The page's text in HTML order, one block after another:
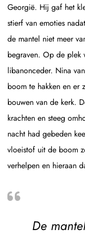
Georgië. Hij gaf het
stierf van emoties
de mantel niet meer
begraven. Op de plek
libanonceder. Nina
boom te hakken en er
bouwen van de kerk.
krachten en steeg
nacht had gebeden
vloeistof uit de boom
verhelpen en hieraan
De